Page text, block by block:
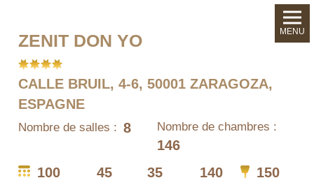
ZENIT DON YO
CALLE BRUIL, 4-6, 50001 ZARAGOZA,
ESPAGNE
Nombre de salles : 8 Nombre de chambres :
146
100
45 35 140 150
MENU